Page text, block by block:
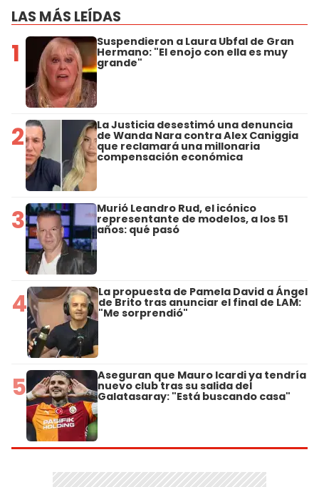
LAS MÁS LEÍDAS
1 Suspendieron a Laura Ubfal de Gran
Hermano: "El enojo con ella es muy
grande"
2 La Justicia desestimó una denuncia
de Wanda Nara contra Alex Caniggia
que reclamará una millonaria
compensación económica
3 Murió Leandro Rud, el icónico
representante de modelos, a los 51
años: qué pasó
4 La propuesta de Pamela David a Ángel
de Brito tras anunciar el final de LAM:
"Me sorprendió"
5 Aseguran que Mauro Icardi ya tendría
nuevo club tras su salida del
Galatasaray: "Está buscando casa"